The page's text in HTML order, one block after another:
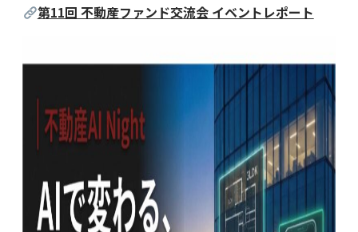
第11回 不動産ファンド交流会 イベントレポート